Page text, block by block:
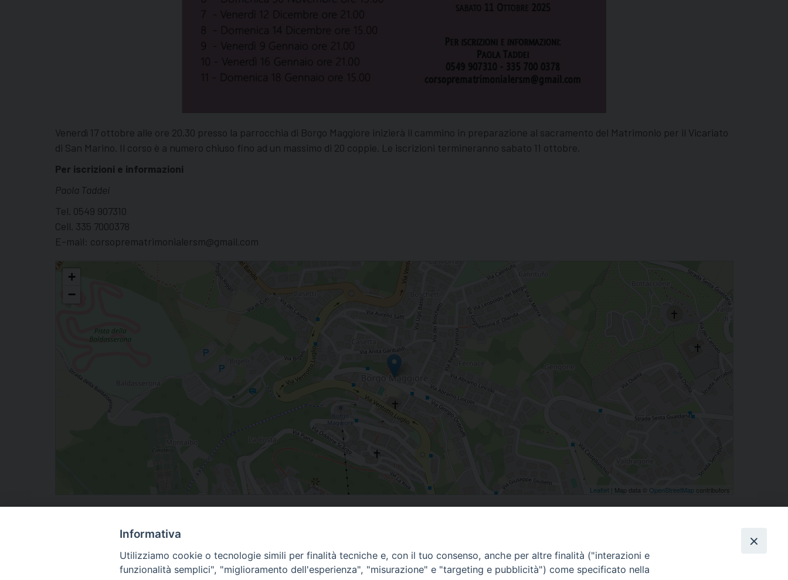
Venerdì 17 ottobre alle ore 20.30 presso la parrocchia di Borgo Maggiore inizierà il cammino in preparazione al sacramento del Matrimonio per il Vicariato
di San Marino. Il corso è a numero chiuso fino ad un massimo di 20 coppie. Le iscrizioni termineranno sabato 11 ottobre.
Per iscrizioni e informazioni
Paola Taddei
Tel. 0549 907310
Cell. 335 7000378
E-mail: corsoprematrimonialersm@gmail.com
Inizia il cammino in preparazione al Matrimonio a San Marino
+
−
Leaflet| Map data © OpenStreetMapcontributors
condividi su Facebook
X Threads
Informativa
Utilizziamo cookie o tecnologie simili per finalità tecniche e, con il tuo consenso, anche per altre finalità ("interazioni e
funzionalità semplici", "miglioramento dell'esperienza", "misurazione" e "targeting e pubblicità") come specificato nella